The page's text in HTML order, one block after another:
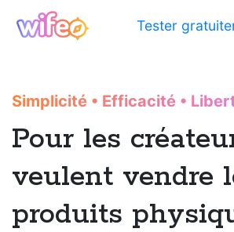
Tester
Simplicité • Efficacité •
Pour les
veulent vendre
produits